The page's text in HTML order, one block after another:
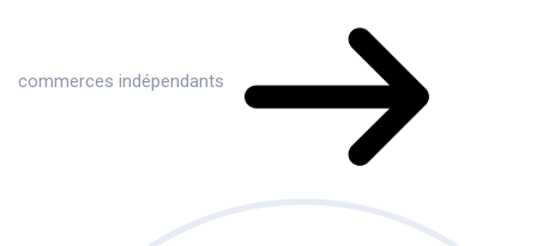
commerces indépendants